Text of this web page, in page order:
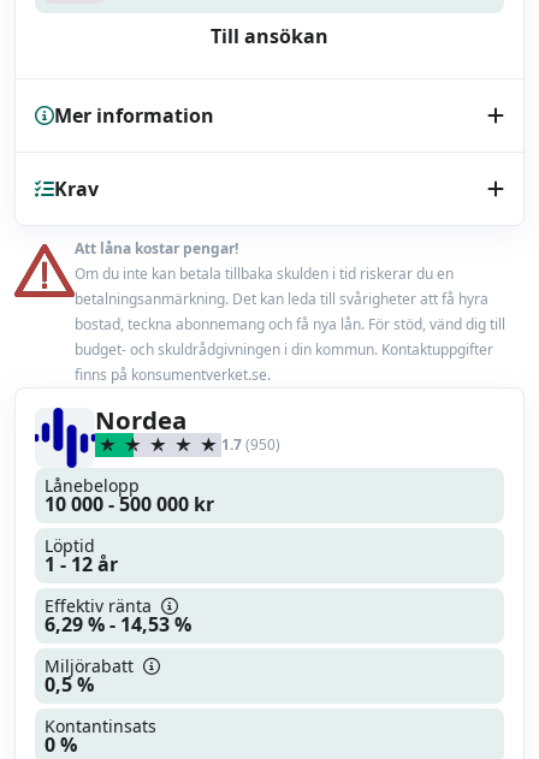
Till ansökan
Mer information
Kreditupplysning UC
Endast bilhandlare
Låneförsäkring Ja
Max belåningsgrad 100 %
Uppläggningsavgift
Läs mer
Krav
Minst 20 år
En fast inkomst från anställning eller pension
Accepterar ej betalningsanmärkning
Att låna kostar pengar!
Om du inte kan betala tillbaka skulden i tid riskerar du en
betalningsanmärkning. Det kan leda till svårigheter att få hyra
bostad, teckna abonnemang och få nya lån. För stöd, vänd dig till
budget- och skuldrådgivningen i din kommun. Kontaktuppgifter
finns på konsumentverket.se.
Nordea
1.7(950)
Lånebelopp
10 000 - 500 000 kr
Löptid
1 - 12 år
Effektiv ränta
6,29 % - 14,53 %
Miljörabatt
0,5 %
Kontantinsats
0 %